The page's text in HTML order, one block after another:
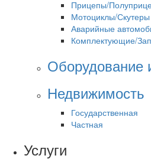
Прицепы/
Мотоциклы/Скутеры
Аварийные
Комплектующие/
Оборудование
Недвижимость
Государственная
Частная
Услуги